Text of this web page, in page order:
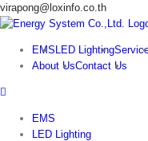
Skip
to
virapong@loxinfo.co.th
EMS LED Lighting
About UsContact Us
EMS
LED Lighting